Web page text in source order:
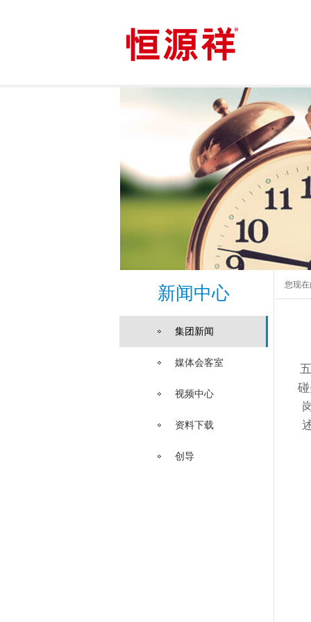
新闻中心
集团新闻
媒体会客室
视频中心
资料下载
创导
您现